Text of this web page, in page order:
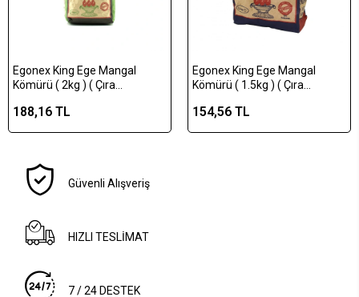
Egonex King Ege Mangal
Kömürü ( 2kg ) ( Çıra
188,16 TL
Egonex King Ege Mangal
Kömürü ( 1.5kg ) ( Çıra
154,56 TL
Güvenli Alışveriş
HIZLI TESLİMAT
7 / 24 DESTEK